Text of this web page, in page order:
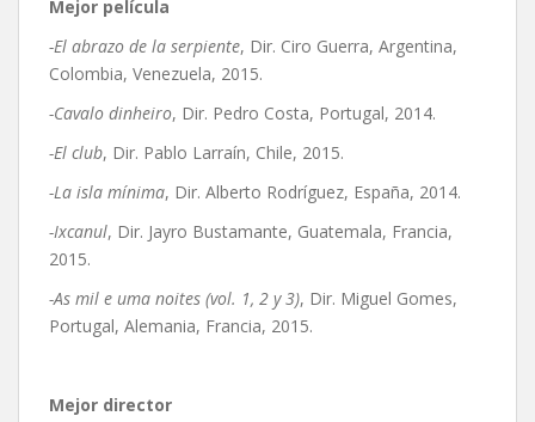
Mejor película
-El abrazo de la serpiente, Dir. Ciro Guerra, Argentina,
Colombia, Venezuela, 2015.
-Cavalo dinheiro, Dir. Pedro Costa, Portugal, 2014.
-El club, Dir. Pablo Larraín, Chile, 2015.
-La isla mínima, Dir. Alberto Rodríguez, España, 2014.
-Ixcanul, Dir. Jayro Bustamante, Guatemala, Francia,
2015.
-As mil e uma noites (vol. 1, 2 y 3), Dir. Miguel Gomes,
Portugal, Alemania, Francia, 2015.
Mejor director